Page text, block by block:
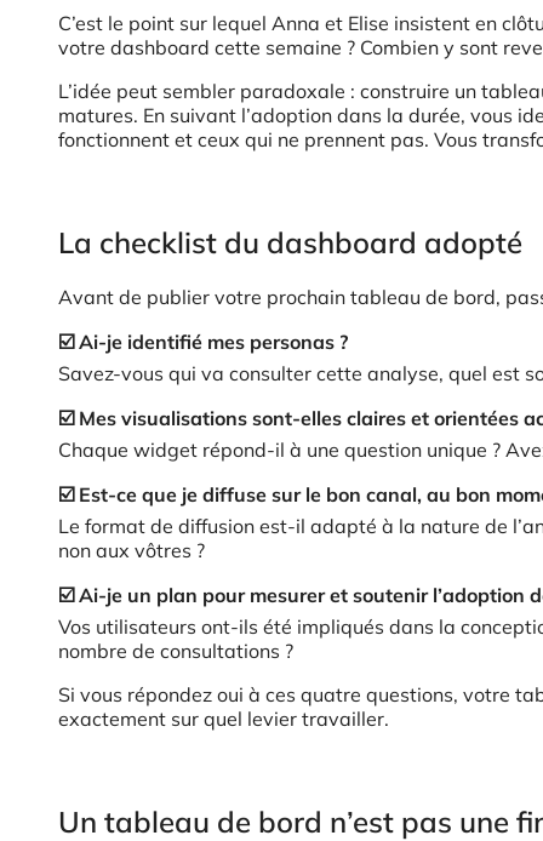
C’est le point sur lequel Anna et Elise insistent en
votre dashboard cette semaine ? Combien y sont
L’idée peut sembler paradoxale : construire un
matures. En suivant l’adoption dans la durée, vous
fonctionnent et ceux qui ne prennent pas. Vous
La checklist du dashboard adopté
Avant de publier votre prochain tableau de bord,
☑️ Ai-je identifié mes personas ?
Savez-vous qui va consulter cette analyse, quel est
☑️ Mes visualisations sont-elles claires et orientées
Chaque widget répond-il à une question unique ?
☑️ Est-ce que je diffuse sur le bon canal, au bon
Le format de diffusion est-il adapté à la nature de
non aux vôtres ?
☑️ Ai-je un plan pour mesurer et soutenir l’adoption
Vos utilisateurs ont-ils été impliqués dans la
nombre de consultations ?
Si vous répondez oui à ces quatre questions, votre
exactement sur quel levier travailler.
Un tableau de bord n’est pas une